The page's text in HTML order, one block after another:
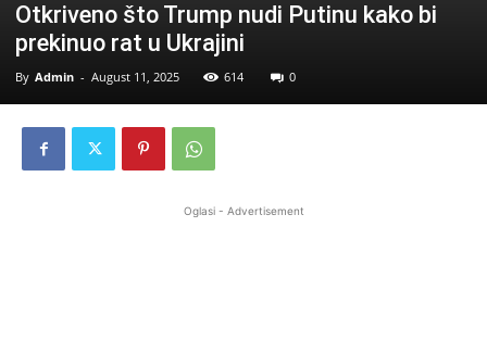
Otkriveno što Trump nudi Putinu kako bi
prekinuo rat u Ukrajini
By Admin - August 11, 2025 614 0
Oglasi - Advertisement